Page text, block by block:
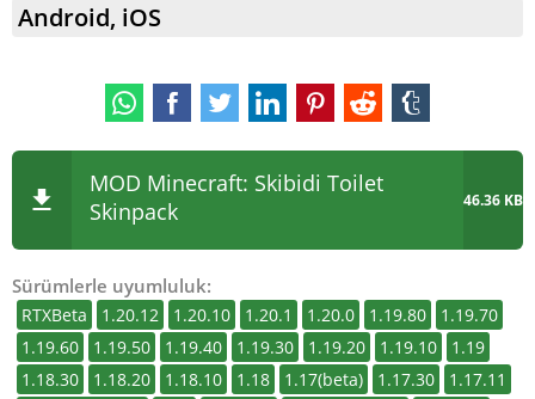
Android, iOS
MOD Minecraft: Skibidi Toilet
Skinpack
46.36 KB
Sürümlerle uyumluluk:
RTXBeta 1.20.12 1.20.10 1.20.1 1.20.0 1.19.80
1.19.70
1.19.60
1.19.50 1.19.40 1.19.30 1.19.20 1.19.10
1.19
1.18.30
1.18.20 1.18.10 1.18 1.17(beta) 1.17.30
1.17.11